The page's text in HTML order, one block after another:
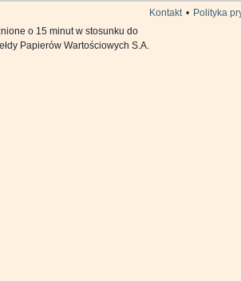
Kontakt • Polityka
o 15 minut w stosunku do
Papierów Wartościowych S.A.